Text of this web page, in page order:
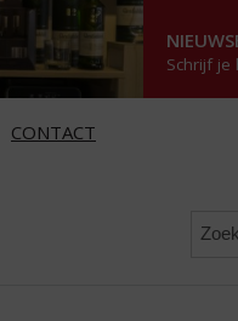
Schrijf je
CONTACT